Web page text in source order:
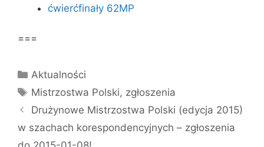
ćwierćfinały 62MP
===
Kategorie
Aktualności
Tagi
Mistrzostwa Polski, zgłoszenia
Drużynowe Mistrzostwa Polski (edycja 2015)
w szachach korespondencyjnych – zgłoszenia